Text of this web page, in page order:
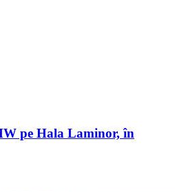
pe Hala Laminor, în